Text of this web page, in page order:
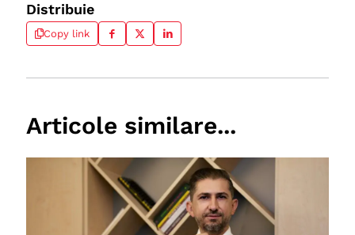
Distribuie
Copy link
Articole similare...